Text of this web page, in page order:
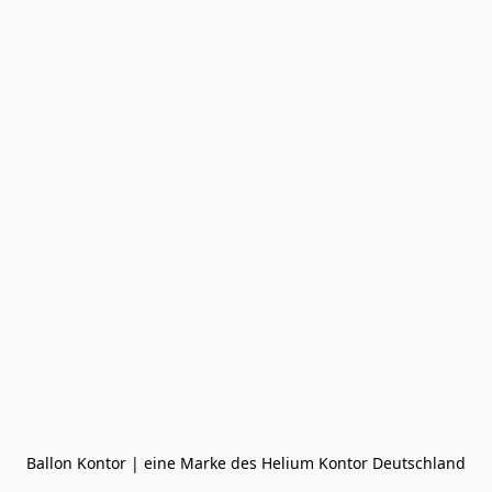
Ballon Kontor | eine Marke des Helium Kontor Deutschland